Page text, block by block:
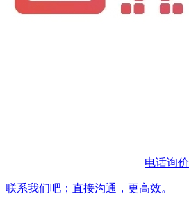
电话询价
联系我们吧；直接沟通，更高效。